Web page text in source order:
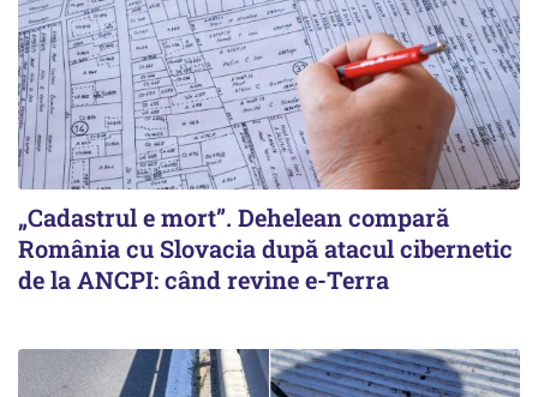
„Cadastrul e mort”. Dehelean compară
România cu Slovacia după atacul cibernetic
de la ANCPI: când revine e-Terra